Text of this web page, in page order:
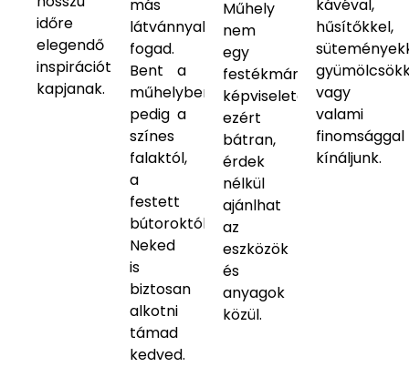
időre
elegendő
inspirációt
kapjanak.
más
látvánnyal
fogad.
Bent a
műhelyben
pedig a
színes
falaktól,
a
festett
bútoroktól
Neked
is
biztosan
alkotni
támad
kedved.
Műhely
nem
egy
festékmárka
képviselete,
ezért
bátran,
érdek
nélkül
ajánlhat
az
eszközök
és
anyagok
közül.
kávéval,
hűsítőkkel,
vagy
valami
finomsággal
kínáljunk.